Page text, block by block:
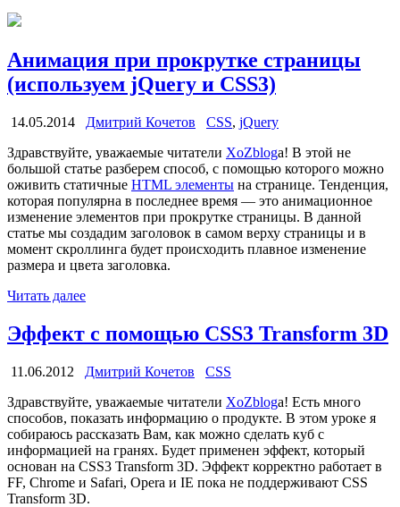
Анимация при прокрутке страницы
(используем jQuery и CSS3)
14.05.2014 Дмитрий Кочетов CSS, jQuery
Здравствуйте, уважаемые читатели XoZbloga! В этой не
большой статье разберем способ, с помощью которого можно
оживить статичные HTML элементы на странице. Тенденция,
которая популярна в последнее время — это анимационное
изменение элементов при прокрутке страницы. В данной
статье мы создадим заголовок в самом верху страницы и в
момент скроллинга будет происходить плавное изменение
размера и цвета заголовка.
Читать далее
Эффект с помощью CSS3 Transform 3D
11.06.2012 Дмитрий Кочетов
CSS
Здравствуйте, уважаемые читатели XoZbloga! Есть много
способов, показать информацию о продукте. В этом уроке я
собираюсь рассказать Вам, как можно сделать куб с
информацией на гранях. Будет применен эффект, который
основан на CSS3 Transform 3D. Эффект корректно работает в
FF, Chrome и Safari, Opera и IE пока не поддерживают CSS
Transform 3D.